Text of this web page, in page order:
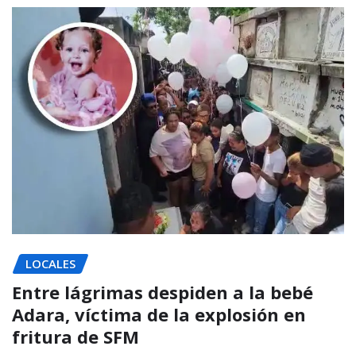
LOCALES
Entre lágrimas despiden a la bebé
Adara, víctima de la explosión en
fritura de SFM